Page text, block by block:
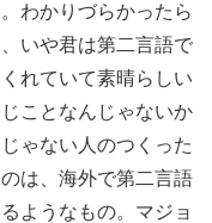
わかりづらかったら
いや君は第二言語で
れていて素晴らしい
ことなんじゃないか
ゃない人のつくった
は、海外で第二言語
ようなもの。マジョ